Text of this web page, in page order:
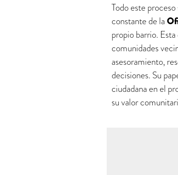
Todo este
constante de la
propio barrio.
comunidades
asesoramiento,
decisiones. Su
ciudadana en el
su valor